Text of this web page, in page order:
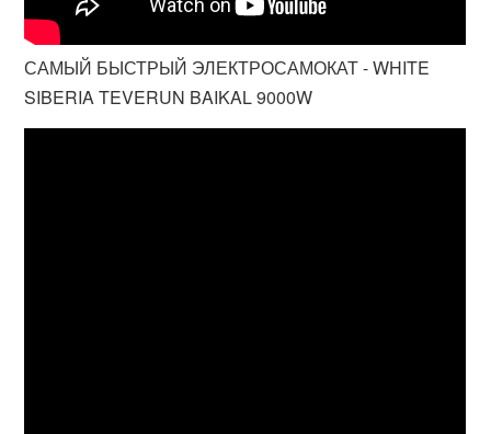
САМЫЙ БЫСТРЫЙ ЭЛЕКТРОСАМОКАТ - WHITE
SIBERIA TEVERUN BAIKAL 9000W